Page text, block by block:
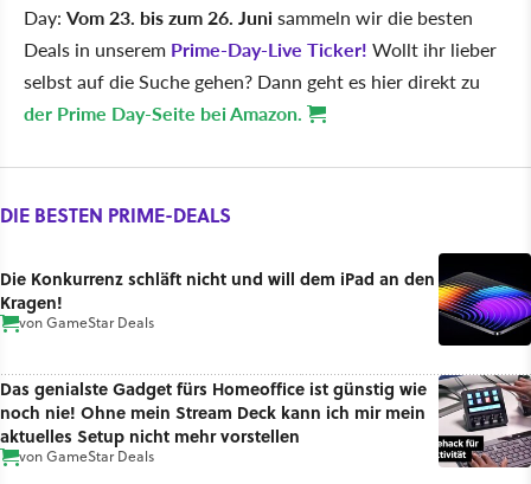
Day: Vom 23. bis zum 26. Junisammeln wir die besten
Deals in unserem Prime-Day-Live Ticker! Wollt ihr lieber
selbst auf die Suche gehen? Dann geht es hier direkt zu
der Prime Day-Seite bei Amazon.
DIE BESTEN PRIME-DEALS
Die Konkurrenz schläft nicht und will dem iPad an den
Kragen!
vonGameStar Deals
Das genialste Gadget fürs Homeoffice ist günstig wie
noch nie! Ohne mein Stream Deck kann ich mir mein
aktuelles Setup nicht mehr vorstellen
vonGameStar Deals